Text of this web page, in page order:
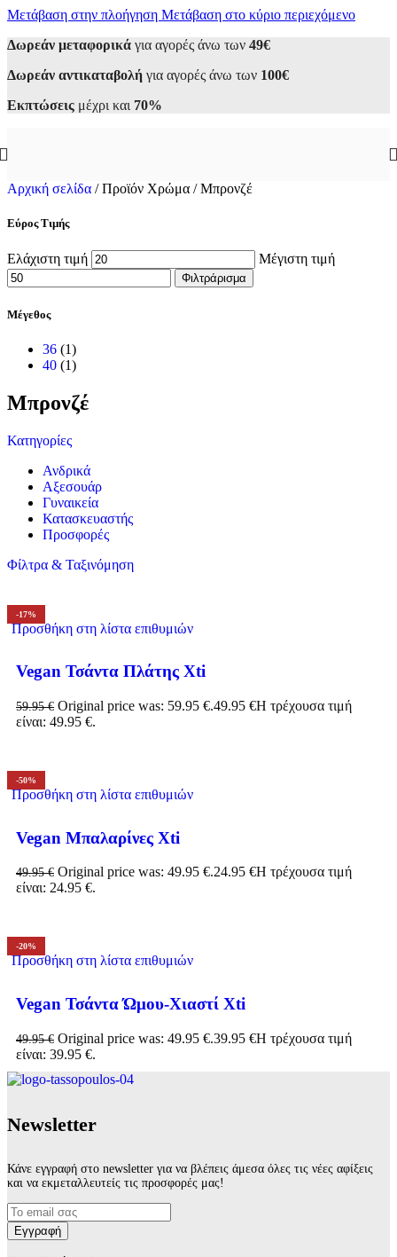
Μετάβαση στην πλοήγηση Μετάβαση στο κύριο περιεχόμενο
Δωρεάν μεταφορικά για αγορές άνω των 49€
Δωρεάν αντικαταβολή για αγορές άνω των 100€
Εκπτώσεις μέχρι και 70%
Αρχική σελίδα / Προϊόν Χρώμα / Μπρονζέ
Εύρος Τιμής
Ελάχιστη τιμή Μέγιστη τιμή
Φιλτράρισμα
Μέγεθος
36 (1)
40 (1)
Μπρονζέ
Κατηγορίες
Ανδρικά
Αξεσουάρ
Γυναικεία
Κατασκευαστής
Προσφορές
Φίλτρα & Ταξινόμηση
-17%
Προσθήκη στη λίστα επιθυμιών
Vegan Τσάντα Πλάτης Xti
59.95€ Original price was: 59.95 €.49.95 €Η τρέχουσα τιμή
είναι: 49.95 €.
-50%
Προσθήκη στη λίστα επιθυμιών
Vegan Μπαλαρίνες Xti
49.95€ Original price was: 49.95 €.24.95 €Η τρέχουσα τιμή
είναι: 24.95 €.
-20%
Προσθήκη στη λίστα επιθυμιών
Vegan Τσάντα Ώμου-Χιαστί Xti
49.95€ Original price was: 49.95 €.39.95 €Η τρέχουσα τιμή
είναι: 39.95 €.
Νewsletter
Κάνε εγγραφή στο newsletter για να βλέπεις άμεσα όλες τις νέες αφίξεις
και να εκμεταλλευτείς τις προσφορές μας!